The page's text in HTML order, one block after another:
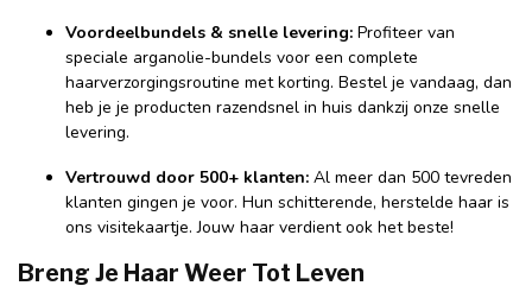
Voordeelbundels & snelle levering: Profiteer van
speciale arganolie-bundels voor een complete
haarverzorgingsroutine met korting. Bestel je vandaag, dan
heb je je producten razendsnel in huis dankzij onze snelle
levering.
Vertrouwd door 500+ klanten: Al meer dan 500 tevreden
klanten gingen je voor. Hun schitterende, herstelde haar is
ons visitekaartje. Jouw haar verdient ook het beste!
Breng Je Haar Weer Tot Leven